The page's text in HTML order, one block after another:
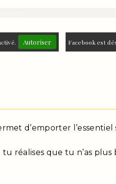
Autoriser Facebook est
d’emporter l’essentiel
réalises que tu n’as plus